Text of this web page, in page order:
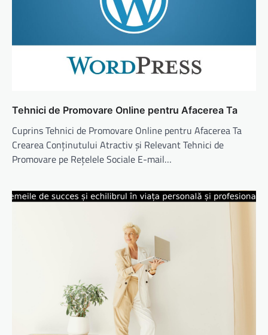
Tehnici de Promovare Online pentru Afacerea Ta
Cuprins Tehnici de Promovare Online pentru Afacerea Ta
Crearea Conținutului Atractiv și Relevant Tehnici de
Promovare pe Rețelele Sociale E-mail…